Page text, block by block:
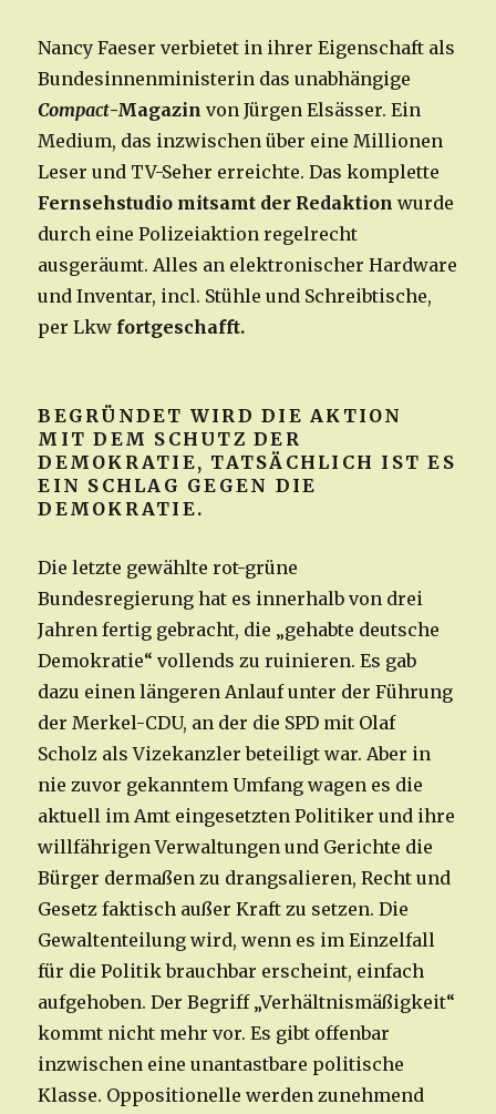
Nancy Faeser verbietet in ihrer Eigenschaft als
Bundesinnenministerin das unabhängige
Compact-Magazin von Jürgen Elsässer. Ein
Medium, das inzwischen über eine Millionen
Leser und TV-Seher erreichte. Das komplette
Fernsehstudio mitsamt der Redaktion wurde
durch eine Polizeiaktion regelrecht
ausgeräumt. Alles an elektronischer Hardware
und Inventar, incl. Stühle und Schreibtische,
per Lkw fortgeschafft.
BEGRÜNDET WIRD DIE AKTION
MIT DEM SCHUTZ DER
DEMOKRATIE, TATSÄCHLICH IST ES
EIN SCHLAG GEGEN DIE
DEMOKRATIE.
Die letzte gewählte rot-grüne
Bundesregierung hat es innerhalb von drei
Jahren fertig gebracht, die „gehabte deutsche
Demokratie“ vollends zu ruinieren. Es gab
dazu einen längeren Anlauf unter der Führung
der Merkel-CDU, an der die SPD mit Olaf
Scholz als Vizekanzler beteiligt war. Aber in
nie zuvor gekanntem Umfang wagen es die
aktuell im Amt eingesetzten Politiker und ihre
willfährigen Verwaltungen und Gerichte die
Bürger dermaßen zu drangsalieren, Recht und
Gesetz faktisch außer Kraft zu setzen. Die
Gewaltenteilung wird, wenn es im Einzelfall
für die Politik brauchbar erscheint, einfach
aufgehoben. Der Begriff „Verhältnismäßigkeit“
kommt nicht mehr vor. Es gibt offenbar
inzwischen eine unantastbare politische
Klasse. Oppositionelle werden zunehmend